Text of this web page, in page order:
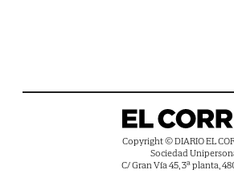
Copyright © DIARIO EL
Sociedad
C/ Gran Vía 45, 3ª planta,